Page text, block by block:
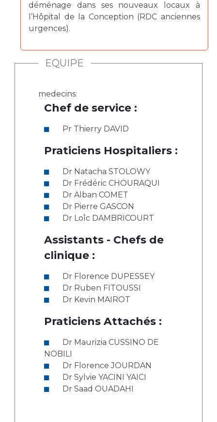
déménage dans ses nouveaux locaux à
l’Hôpital de la Conception (RDC anciennes
urgences).
EQUIPE
medecins:
Chef de service :
Pr Thierry DAVID
Praticiens Hospitaliers :
Dr Natacha STOLOWY
Dr Frédéric CHOURAQUI
Dr Alban COMET
Dr Pierre GASCON
Dr Loîc DAMBRICOURT
Assistants - Chefs de
clinique :
Dr Florence DUPESSEY
Dr Ruben FITOUSSI
Dr Kevin MAIROT
Praticiens Attachés :
NOBILI
Dr Florence JOURDAN
Dr Sylvie YACINI YAICI
Dr Saad OUADAHI